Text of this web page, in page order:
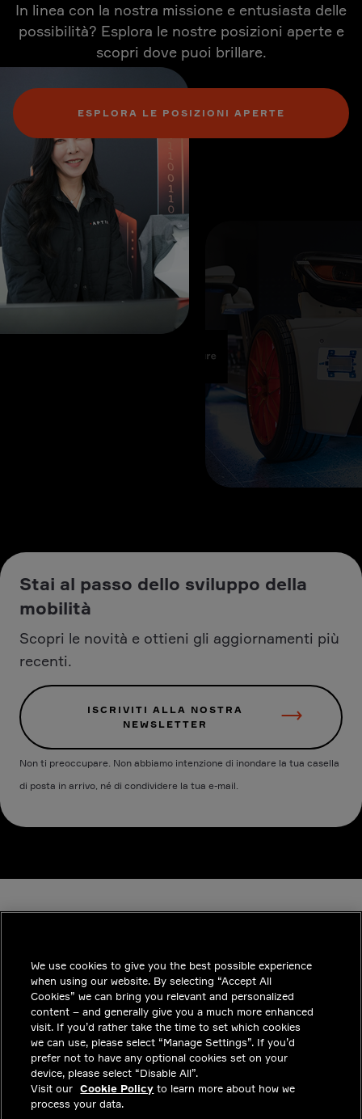
In linea con la nostra missione e entusiasta delle
possibilità? Esplora le nostre posizioni aperte e
scopri dove puoi brillare.
ESPLORA LE POSIZIONI APERTE
Stai al passo dello sviluppo della
mobilità
Scopri le novità e ottieni gli aggiornamenti più
recenti.
ISCRIVITI ALLA NOSTRA
NEWSLETTER
Non ti preoccupare. Non abbiamo intenzione di inondare la tua casella
di posta in arrivo, né di condividere la tua e-mail.
INDUSTRIES
APPROFONDIMENTI
SOLUZIONI
POSIZIONI LAVORATIVE
INVESTITORI
We use cookies to give you the best possible experience
when using our website. By selecting “Accept All
Cookies” we can bring you relevant and personalized
content – and generally give you a much more enhanced
visit. If you’d rather take the time to set which cookies
we can use, please select “Manage Settings”. If you’d
prefer not to have any optional cookies set on your
device, please select “Disable All”.
Visit our Cookie Policy to learn more about how we
process your data.